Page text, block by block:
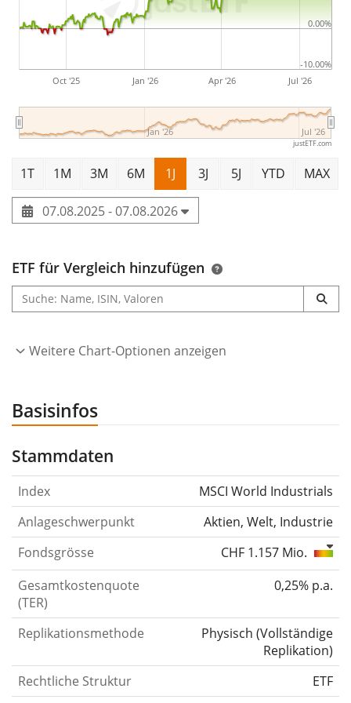
Oct '25 Jan '26 Apr '26 Jul '26
Jan '26 Jul '26
-10.00%
0.00%
justETF.com
1T 1M 3M 6M 1J 3J 5J YTD MAX
07.08.2025 - 07.08.2026
ETF für Vergleich hinzufügen
Weitere Chart-Optionen anzeigen
Basisinfos
Stammdaten
Index
MSCI World Industrials
Anlageschwerpunkt
Aktien, Welt, Industrie
Fondsgrösse
CHF 1.157 Mio.
Gesamtkostenquote
(TER)
0,25% p.a.
Replikationsmethode Physisch (Vollständige
Replikation)
Rechtliche Struktur
ETF